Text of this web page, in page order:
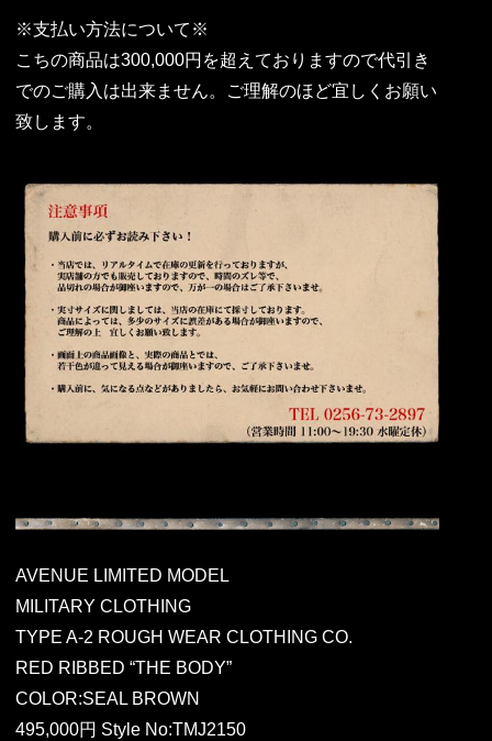
※支払い方法について※
こちの商品は300,000円を超えておりますので代引き
でのご購入は出来ません。ご理解のほど宜しくお願い
致します。
AVENUE LIMITED MODEL
MILITARY CLOTHING
TYPE A-2 ROUGH WEAR CLOTHING CO.
RED RIBBED “THE BODY”
COLOR:SEAL BROWN
495,000円 Style No:TMJ2150